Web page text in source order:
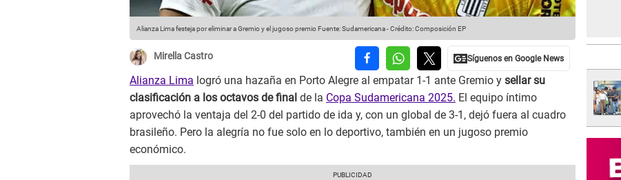
Alianza Lima festeja por eliminar a Gremio y el jugoso premio Fuente: Sudamericana-Crédito: Composición EP
Mirella Castro
Alianza Lima logró una hazaña en Porto Alegre al empatar 1-1 ante Gremio y sellar su
clasificación a los octavos de final de la Copa Sudamericana 2025. El equipo íntimo
aprovechó la ventaja del 2-0 del partido de ida y, con un global de 3-1, dejó fuera al cuadro
brasileño. Pero la alegría no fue solo en lo deportivo, también en un jugoso premio
económico.